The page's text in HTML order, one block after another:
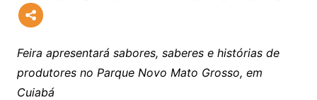
Feira apresentará sabores, saberes e histórias de
produtores no Parque Novo Mato Grosso, em
Cuiabá